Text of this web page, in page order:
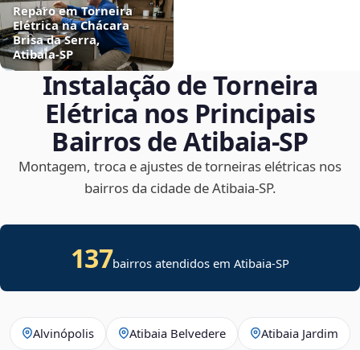
Reparo em Torneira
Elétrica na Chácara
Brisa da Serra,
Atibaia‑SP
Instalação de Torneira
Elétrica nos Principais
Bairros de Atibaia‑SP
Montagem, troca e ajustes de torneiras elétricas nos
bairros da cidade de Atibaia‑SP.
137bairros atendidos em Atibaia-SP
Alvinópolis Atibaia Belvedere Atibaia Jardim